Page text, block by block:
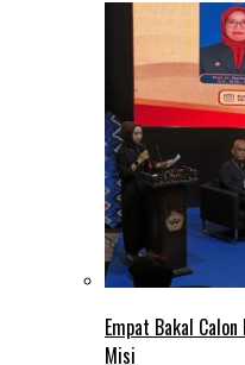
Empat Bakal
Misi